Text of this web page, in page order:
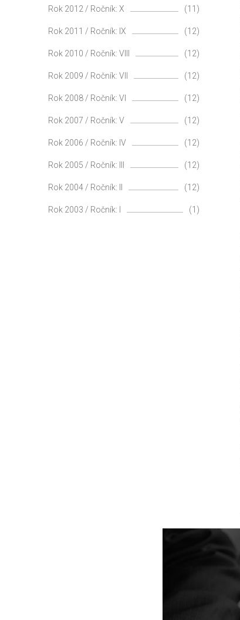
Rok 2012 / Ročník: X (11)
Rok 2011 / Ročník: IX (12)
Rok 2010 / Ročník: VIII (12)
Rok 2009 / Ročník: VII (12)
Rok 2008 / Ročník: VI (12)
Rok 2007 / Ročník: V (12)
Rok 2006 / Ročník: IV (12)
Rok 2005 / Ročník: III (12)
Rok 2004 / Ročník: II (12)
Rok 2003 / Ročník: I (1)